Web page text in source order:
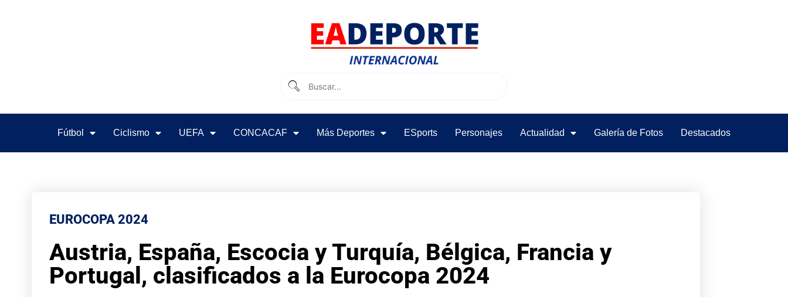
Fútbol Ciclismo UEFA CONCACAF Más Deportes ESports Personajes Actualidad Galería de Fotos Destacados
EUROCOPA 2024
Austria, España, Escocia y Turquía, Bélgica, Francia y
Portugal, clasificados a la Eurocopa 2024